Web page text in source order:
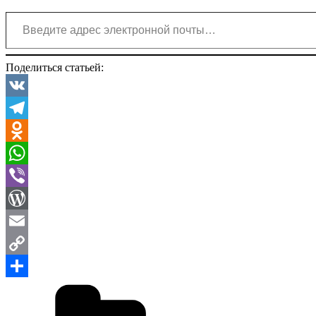
Введите адрес электронной почты…
Поделиться статьей:
VK
Telegram
Odnoklassniki
WhatsApp
Viber
WordPress
Email
Copy
Отправить